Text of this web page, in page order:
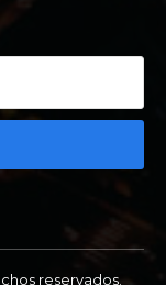
reservados.